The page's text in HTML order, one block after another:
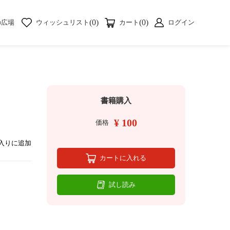
場 ウィッシュリスト (0) カート (0) ログイン
りに追加
書籍購入
価格 ¥ 100
カートに入れる
試し読み